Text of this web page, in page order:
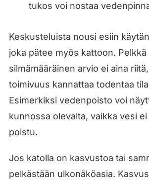
tukos voi nostaa
Keskusteluista nousi esiin
joka pätee myös kattoon. Pelkkä
silmämääräinen arvio ei aina
toimivuus kannattaa todentaa
Esimerkiksi vedenpoisto voi
kunnossa olevalta, vaikka vesi
poistu.
Jos katolla on kasvustoa tai
pelkästään ulkonäköasia.